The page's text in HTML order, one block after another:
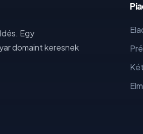
Egy
domaint keresnek